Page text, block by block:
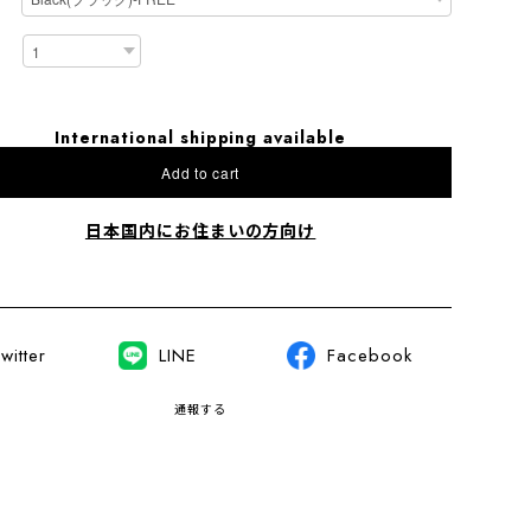
International shipping available
Add to cart
日本国内にお住まいの方向け
LINE Facebook
通報する